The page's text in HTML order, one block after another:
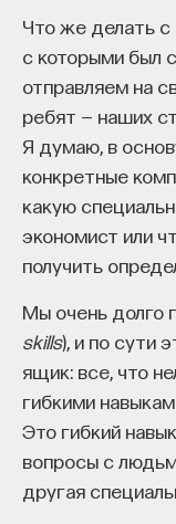
Что же делать с
с которыми был
отправляем на
ребят — наших
Я думаю, в
конкретные
какую
экономист или
получить
Мы очень долго
skills), и по сути
ящик: все, что
гибкими
Это гибкий
вопросы с
другая
это уже
самое касается
для каких-то
самое
к ним был
по настоящему в
и тут никаких
Позднее, но тем
Время, с конца
Нельзя
всегда
и только к нему
применять.
А сами Вы при
То есть
Какая была